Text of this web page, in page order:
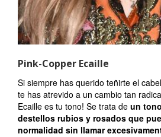
Pink-Copper Ecaille
Si siempre has querido teñirte el
te has atrevido a un cambio tan
Ecaille es tu tono! Se trata de un
destellos rubios y rosados que
normalidad sin llamar